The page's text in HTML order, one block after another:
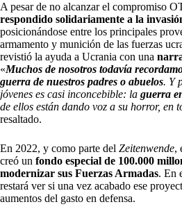
A pesar de no alcanzar el compromiso
respondido solidariamente a la
posicionándose entre los principales
armamento y munición de las fuerzas
revistió la ayuda a Ucrania con una
«Muchos de nosotros todavía
guerra de nuestros padres o abuelos. Y
jóvenes es casi inconcebible: la guerra
de ellos están dando voz a su horror, en
resaltado.
En 2022, y como parte del Zeitenwende,
creó un fondo especial de 100.000
modernizar sus Fuerzas Armadas. En
restará ver si una vez acabado ese
aumentos del gasto en defensa.